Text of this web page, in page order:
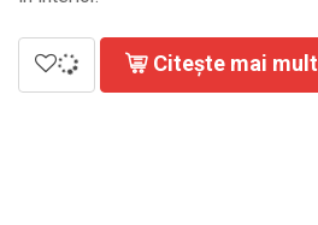
Citește mai mult